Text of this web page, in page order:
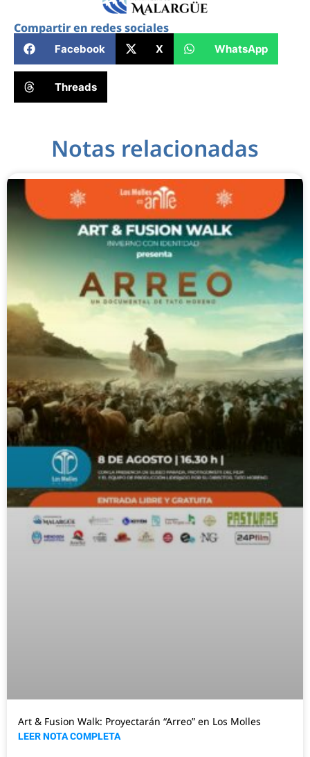
Compartir en redes sociales
Facebook X WhatsApp
Threads
Notas relacionadas
Art & Fusion Walk: Proyectarán “Arreo” en Los Molles
LEER NOTA COMPLETA